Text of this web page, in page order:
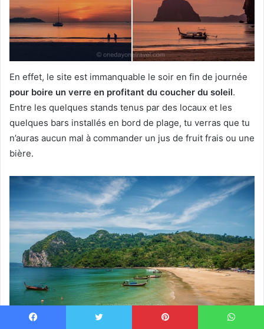
En effet, le site est immanquable le soir en fin de journée
pour boire un verre en profitant du coucher du soleil.
Entre les quelques stands tenus par des locaux et les
quelques bars installés en bord de plage, tu verras que tu
n’auras aucun mal à commander un jus de fruit frais ou une
bière.